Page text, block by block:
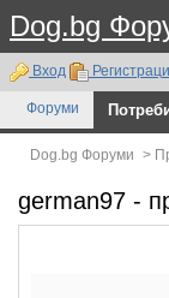
Dog.bg
Вход
Форуми
Dog.bg Форуми >
german97 -